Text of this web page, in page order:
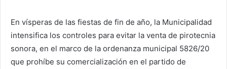
En vísperas de las fiestas de fin de año, la Municipalidad
intensifica los controles para evitar la venta de pirotecnia
sonora, en el marco de la ordenanza municipal 5826/20
que prohíbe su comercialización en el partido de